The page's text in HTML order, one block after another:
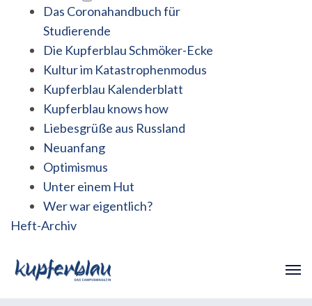
Das Coronahandbuch für
Studierende
Die Kupferblau Schmöker-Ecke
Kultur im Katastrophenmodus
Kupferblau Kalenderblatt
Kupferblau knows how
Liebesgrüße aus Russland
Neuanfang
Optimismus
Unter einem Hut
Wer war eigentlich?
Heft-Archiv